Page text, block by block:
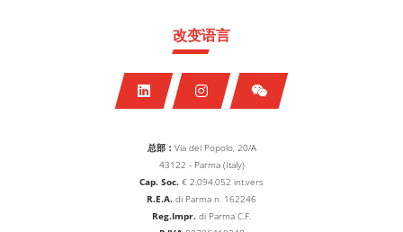
总部： Via del Popolo, 20/A
43122 - Parma (Italy)
Cap. Soc. € 2.094.052 int.vers
R.E.A. di Parma n. 162246
Reg.Impr. di Parma C.F.
改变语言